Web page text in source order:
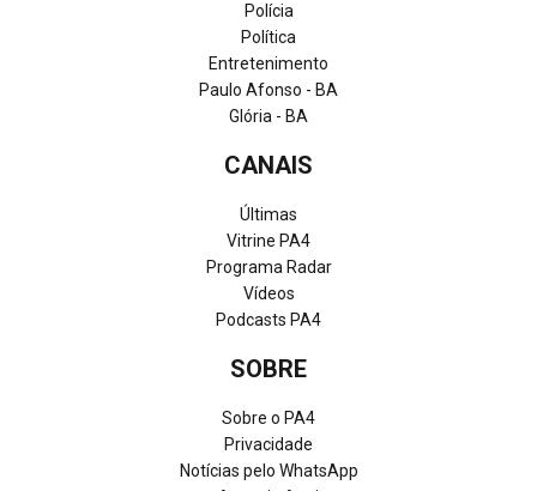
Polícia
Política
Entretenimento
Paulo Afonso - BA
Glória - BA
CANAIS
Últimas
Vitrine PA4
Programa Radar
Vídeos
Podcasts PA4
SOBRE
Sobre o PA4
Privacidade
Notícias pelo WhatsApp